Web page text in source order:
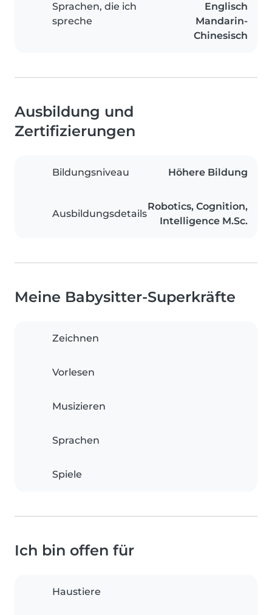
Sprachen, die ich
spreche
Englisch
Mandarin-
Chinesisch
Ausbildung und
Zertifizierungen
Bildungsniveau Höhere Bildung
Ausbildungsdetails
Robotics, Cognition,
Intelligence M.Sc.
Meine Babysitter-Superkräfte
Zeichnen
Vorlesen
Musizieren
Sprachen
Spiele
Ich bin offen für
Haustiere